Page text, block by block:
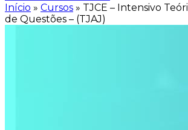
Início » Cursos » TJCE – Intensivo
de Questões – (TJAJ)